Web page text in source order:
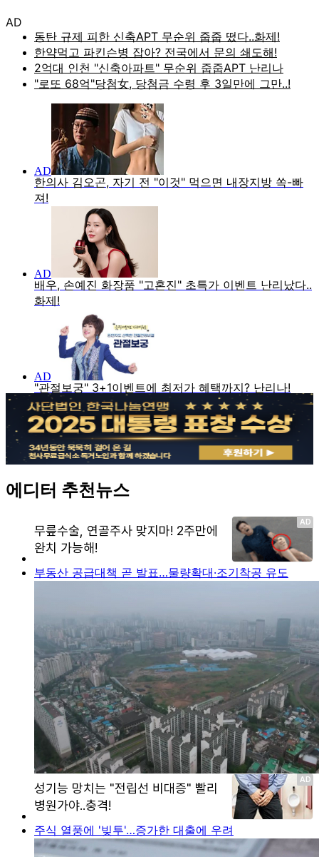
AD
에디터 추천뉴스
부동산 공급대책 곧 발표…물량확대·조기착공 유도
주식 열풍에 '빚투'…증가한 대출에 우려